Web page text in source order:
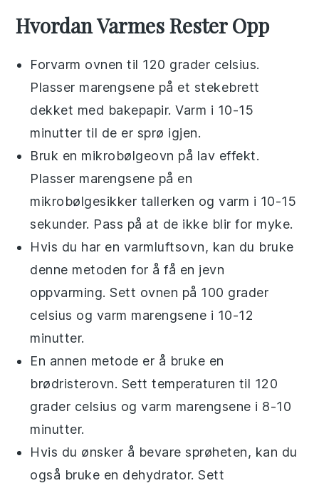
Hvordan Varmes Rester Opp
Forvarm ovnen til 120 grader celsius.
Plasser marengsene på et stekebrett
dekket med bakepapir. Varm i 10-15
minutter til de er sprø igjen.
Bruk en mikrobølgeovn på lav effekt.
Plasser marengsene på en
mikrobølgesikker tallerken og varm i 10-15
sekunder. Pass på at de ikke blir for myke.
Hvis du har en varmluftsovn, kan du bruke
denne metoden for å få en jevn
oppvarming. Sett ovnen på 100 grader
celsius og varm marengsene i 10-12
minutter.
En annen metode er å bruke en
brødristerovn. Sett temperaturen til 120
grader celsius og varm marengsene i 8-10
minutter.
Hvis du ønsker å bevare sprøheten, kan du
også bruke en dehydrator. Sett